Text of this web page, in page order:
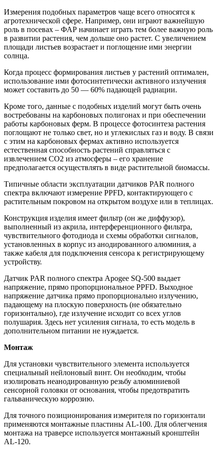
Измерения подобных параметров чаще всего относятся к
агротехнической сфере. Например, они играют важнейшую
роль в посевах – ФАР начинает играть тем более важную роль
в развитии растения, чем дольше оно растет. С увеличением
площади листьев возрастает и поглощение ими энергии
солнца.
Когда процесс формирования листьев у растений оптимален,
использование ими фотосинтетически активного излучения
может составить до 50 — 60% падающей радиации.
Кроме того, данные с подобных изделий могут быть очень
востребованы на карбоновых полигонах и при обеспечении
работы карбоновых ферм. В процессе фотосинтеза растения
поглощают не только свет, но и углекислых газ и воду. В связи
с этим на карбоновых фермах активно используется
естественная способность растений справляться с
извлечением СО2 из атмосферы – его хранение
предполагается осуществлять в виде растительной биомассы.
Типичные области эксплуатации датчиков PAR полного
спектра включают измерение PPFD, контактирующего с
растительным покровом на открытом воздухе или в теплицах.
Конструкция изделия имеет фильтр (он же диффузор),
выполненный из акрила, интерференционного фильтра,
чувствительного фотодиода и схемы обработки сигналов,
установленных в корпус из анодированного алюминия, а
также кабеля для подключения сенсора к регистрирующему
устройству.
Датчик PAR полного спектра Apogee SQ-500 выдает
напряжение, прямо пропорциональное PPFD. Выходное
напряжение датчика прямо пропорционально излучению,
падающему на плоскую поверхность (не обязательно
горизонтально), где излучение исходит со всех углов
полушария. Здесь нет усиления сигнала, то есть модель в
дополнительном питании не нуждается.
Монтаж
Для установки чувствительного элемента используется
специальный нейлоновый винт. Он необходим, чтобы
изолировать неанодированную резьбу алюминиевой
сенсорной головки от основания, чтобы предотвратить
гальваническую коррозию.
Для точного позиционирования измерителя по горизонтали
применяются монтажные пластины AL-100. Для облегчения
монтажа на траверсе используется монтажный кронштейн
AL-120.